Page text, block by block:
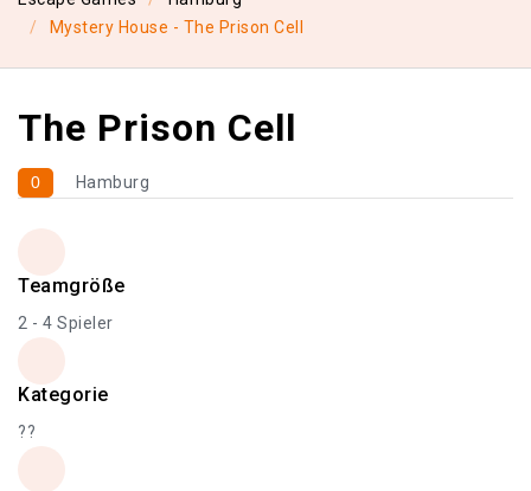
Mystery House - The Prison Cell
The Prison Cell
0 Hamburg
Teamgröße
2 - 4 Spieler
Kategorie
??